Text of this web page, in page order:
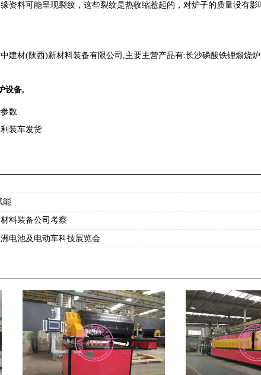
资料可能呈现裂纹，这些裂纹是热收缩惹起的，对炉子的质量没有
建材(陕西)新材料装备有限公司,主要主营产品有:长沙磷酸铁锂煅烧
设备,
数
装车发货
能
料装备公司考察
电池及电动车科技展览会